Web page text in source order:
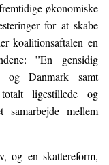
økonomiske
for at skabe
koalitionsaftalen en
”En gensidig
og Danmark samt
ligestillede og
mellem
og en skattereform,